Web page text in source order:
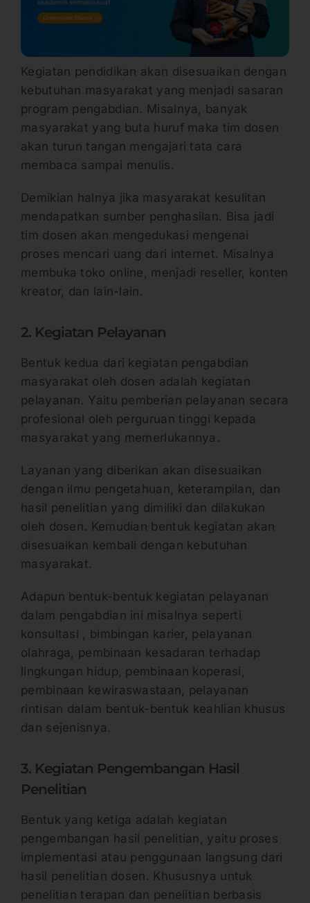
Kegiatan pendidikan akan disesuaikan dengan
kebutuhan masyarakat yang menjadi sasaran
program pengabdian. Misalnya, banyak
masyarakat yang buta huruf maka tim dosen
akan turun tangan mengajari tata cara
membaca sampai menulis.
Demikian halnya jika masyarakat kesulitan
mendapatkan sumber penghasilan. Bisa jadi
tim dosen akan mengedukasi mengenai
proses mencari uang dari internet. Misalnya
membuka toko online, menjadi reseller, konten
kreator, dan lain-lain.
2. Kegiatan Pelayanan
Bentuk kedua dari kegiatan pengabdian
masyarakat oleh dosen adalah kegiatan
pelayanan. Yaitu pemberian pelayanan secara
profesional oleh perguruan tinggi kepada
masyarakat yang memerlukannya.
Layanan yang diberikan akan disesuaikan
dengan ilmu pengetahuan, keterampilan, dan
hasil penelitian yang dimiliki dan dilakukan
oleh dosen. Kemudian bentuk kegiatan akan
disesuaikan kembali dengan kebutuhan
masyarakat.
Adapun bentuk-bentuk kegiatan pelayanan
dalam pengabdian ini misalnya seperti
konsultasi , bimbingan karier, pelayanan
olahraga, pembinaan kesadaran terhadap
lingkungan hidup, pembinaan koperasi,
pembinaan kewiraswastaan, pelayanan
rintisan dalam bentuk-bentuk keahlian khusus
dan sejenisnya.
3. Kegiatan Pengembangan Hasil
Penelitian
Bentuk yang ketiga adalah kegiatan
pengembangan hasil penelitian, yaitu proses
implementasi atau penggunaan langsung dari
hasil penelitian dosen. Khususnya untuk
penelitian terapan dan penelitian berbasis